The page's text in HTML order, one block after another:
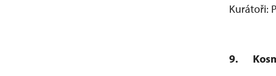
Kurátoři:
9.